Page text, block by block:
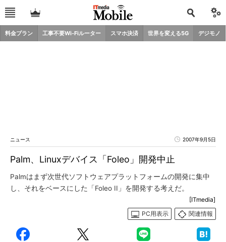
料金プラン 工事不要Wi-Fiルーター スマホ決済 世界を変える5G デジモノ
ニュース 2007年9月5日
Palm、Linuxデバイス「Foleo」開発中止
Palmはまず次世代ソフトウェアプラットフォームの開発に集中
し、それをベースにした「Foleo II」を開発する考えだ。
[ITmedia]
PC用表示
関連情報